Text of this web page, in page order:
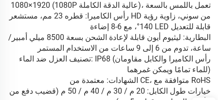
1920×1080 (1080P عالية الدقة الكاملة)، تعمل باللمس بالسعة
رأس الكاميرا: قطره 23 مم، مستشعر HD من سوني، زاوية رؤية
140°، مع 6-8 إضاءة LED قابلة للتعديل
البطارية: ليثيوم أيون قابلة لإعادة الشحن بسعة 8500 ميلي أمبير/
ساعة، تدوم من 6 إلى 9 ساعات من الاستخدام المستمر
تصنيف العزل ضد الماء: IP68 (رأس الكاميرا والكابل مقاومان
للماء تمامًا ويمكن غمرهما)
الشهادات: معتمدة من CE، متوافقة مع RoHS
خيارات طول الكابل: 20 م / 30 م / 40 م / 50 م (قضيب دفع من